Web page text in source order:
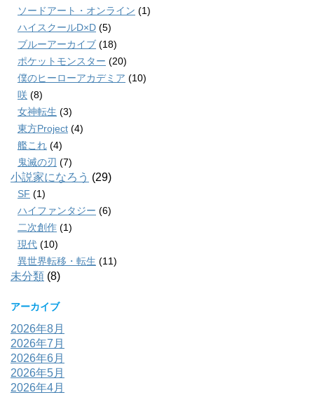
ソードアート・オンライン (1)
ハイスクールD×D (5)
ブルーアーカイブ (18)
ポケットモンスター (20)
僕のヒーローアカデミア (10)
咲 (8)
女神転生 (3)
東方Project (4)
艦これ (4)
鬼滅の刃 (7)
小説家になろう (29)
SF (1)
ハイファンタジー (6)
二次創作 (1)
現代 (10)
異世界転移・転生 (11)
未分類 (8)
アーカイブ
2026年8月
2026年7月
2026年6月
2026年5月
2026年4月